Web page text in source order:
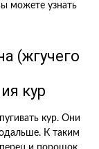
можете узнать
(жгучего
кур
кур. Они
К таким